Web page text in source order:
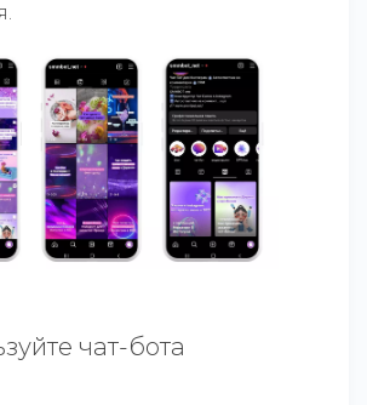
чат-бота